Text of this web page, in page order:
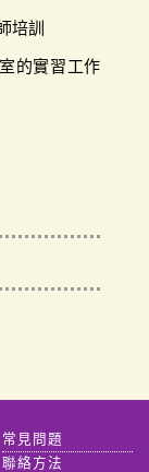
培訓
的實習工作
常見問題
聯絡方法